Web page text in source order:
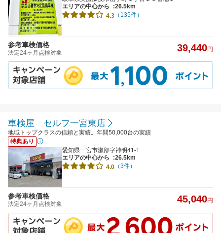
エリアの中心から
:26.5km
4.3 （135件）
参考車検価格
法定24ヶ月点検対象 39,440円
車検屋 セルフ一宮東店
地域トップクラスの信頼と実績。年間50,000台の実績
特典あり
愛知県一宮市瀬部字神明41-1
エリアの中心から
:26.5km
4.0 （3件）
参考車検価格
法定24ヶ月点検対象 45,040円